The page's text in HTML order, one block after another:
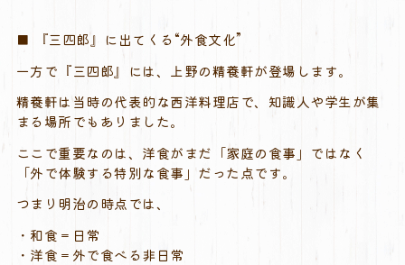
■ 『三四郎』に出てくる“外食文化”
一方で『三四郎』には、上野の精養軒が登場します。
精養軒は当時の代表的な西洋料理店で、知識人や学生が集
まる場所でもありました。
ここで重要なのは、洋食がまだ「家庭の食事」ではなく
「外で体験する特別な食事」だった点です。
つまり明治の時点では、
・和食＝日常
・洋食＝外で食べる非日常